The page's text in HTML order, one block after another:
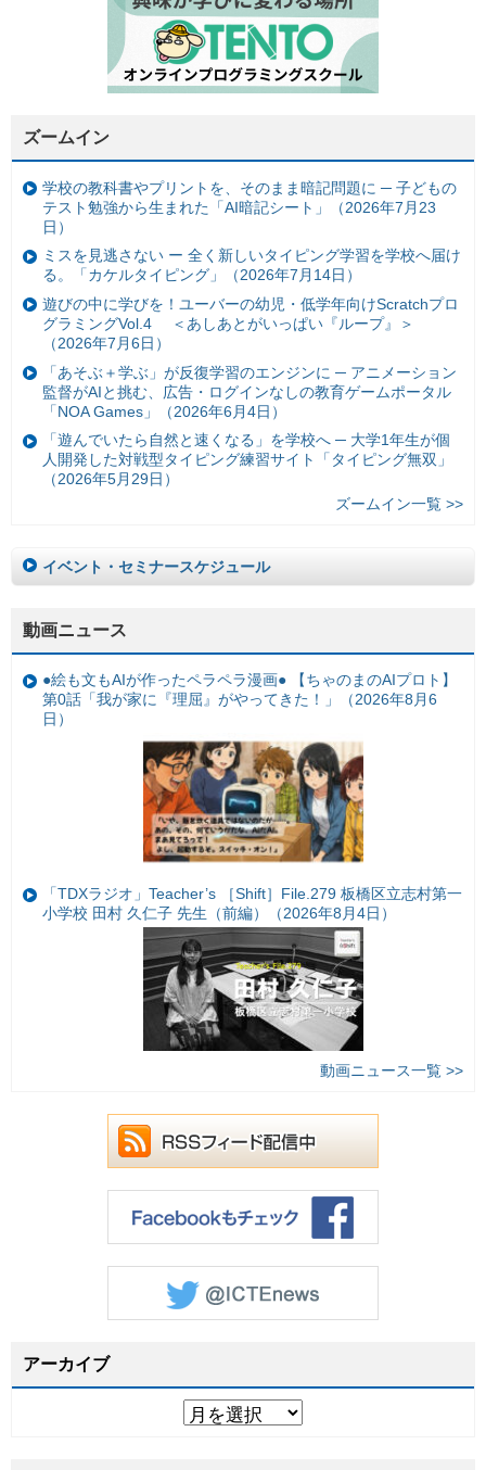
ズームイン
学校の教科書やプリントを、そのまま暗記問題に ─ 子どもの
テスト勉強から生まれた「AI暗記シート」（2026年7月23
日）
ミスを見逃さない ー 全く新しいタイピング学習を学校へ届け
る。「カケルタイピング」（2026年7月14日）
遊びの中に学びを！ユーバーの幼児・低学年向けScratchプロ
グラミングVol.4 ＜あしあとがいっぱい『ループ』＞
（2026年7月6日）
「あそぶ＋学ぶ」が反復学習のエンジンに ─ アニメーション
監督がAIと挑む、広告・ログインなしの教育ゲームポータル
「NOA Games」（2026年6月4日）
「遊んでいたら自然と速くなる」を学校へ ─ 大学1年生が個
人開発した対戦型タイピング練習サイト「タイピング無双」
（2026年5月29日）
ズームイン一覧 >>
イベント・セミナースケジュール
動画ニュース
●絵も文もAIが作ったペラペラ漫画● 【ちゃのまのAIプロト】
第0話「我が家に『理屈』がやってきた！」（2026年8月6
日）
「TDXラジオ」Teacher’s ［Shift］File.279 板橋区立志村第一
小学校 田村 久仁子 先生（前編）（2026年8月4日）
動画ニュース一覧 >>
アーカイブ